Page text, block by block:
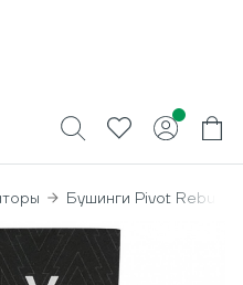
Бушинги Pivot Rebuild